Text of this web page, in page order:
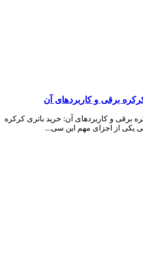
برقی و کاربردهای آن
برقی و کاربردهای آن: خرید باتری کرکره
یکی از اجزای مهم این سی...